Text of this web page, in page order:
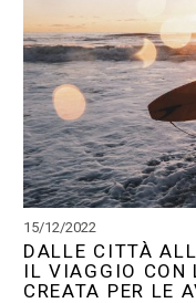
15/12/2022
DALLE CITTÀ
IL VIAGGIO CON
CREATA PER LE